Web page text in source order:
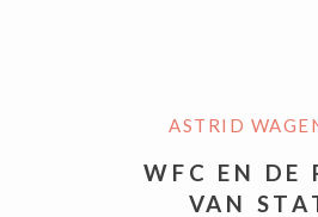
ASTRID
WFC EN DE
VAN